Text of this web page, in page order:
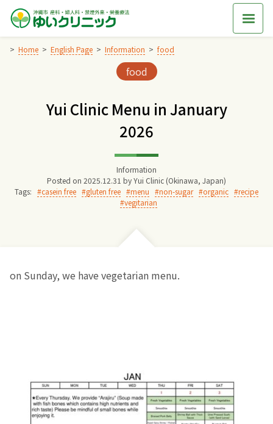
Skip
content
Home English Page Information food
Categories:
food
Yui Clinic Menu in January
2026
Information
Posted on 2025.12.31 byYui Clinic (Okinawa, Japan)
Tags:
casein free gluten free menu non-sugar organic
recipe
vegitarian
on Sunday, we have vegetarian menu.
交通アクセス
院長からのごあいさつ
ゆいクリニックの経営理念
診療料金
予防接種